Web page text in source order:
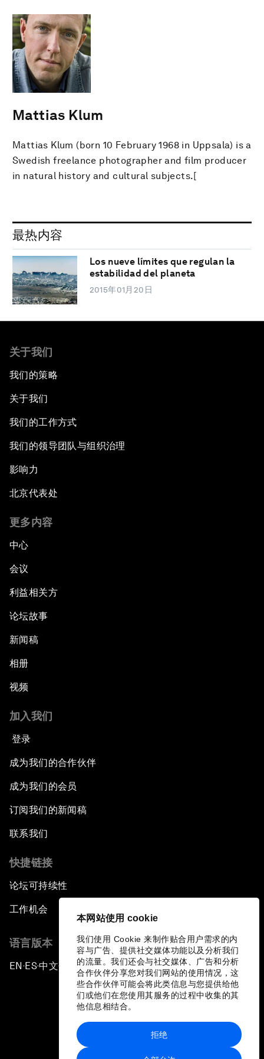
本网站使用 cookie
我们使用 Cookie 来制作贴合用户需求的内
容与广告、提供社交媒体功能以及分析我们
的流量。我们还会与社交媒体、广告和分析
合作伙伴分享您对我们网站的使用情况，这
些合作伙伴可能会将此类信息与您提供给他
们或他们在您使用其服务的过程中收集的其
他信息相结合。
拒绝
Mattias Klum
Mattias Klum (born 10 February 1968 in Uppsala) is a
Swedish freelance photographer and film producer
in natural history and cultural subjects.[
最热内容
Los nueve límites que regulan la
estabilidad del planeta
2015年01月20日
关于我们
我们的策略
关于我们
我们的工作方式
我们的领导团队与组织治理
影响力
北京代表处
更多内容
中心
会议
利益相关方
论坛故事
新闻稿
相册
视频
加入我们
登录
成为我们的合作伙伴
成为我们的会员
订阅我们的新闻稿
联系我们
快捷链接
论坛可持续性
工作机会
语言版本
EN ▪ES▪中文▪ 日本語